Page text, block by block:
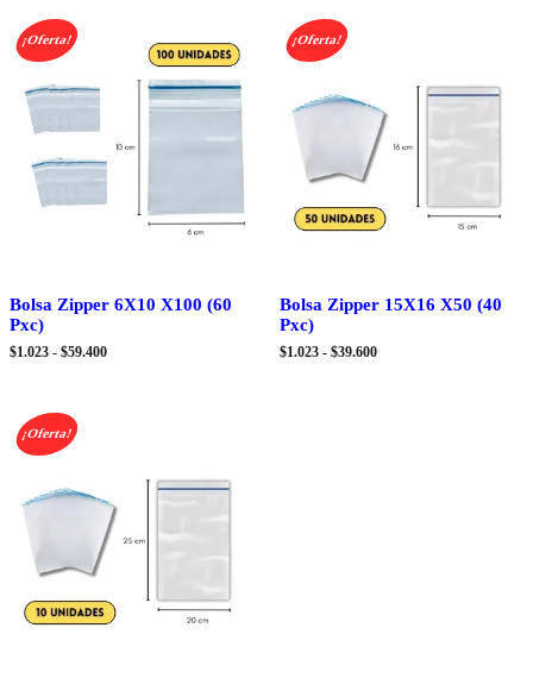
¡Oferta!
Bolsa Zipper 6X10 X100 (60
Pxc)
$1.023 - $59.400Rango
¡Oferta!
Bolsa Zipper 15X16 X50 (40
Pxc)
$1.023 - $39.600Rango
¡Oferta!